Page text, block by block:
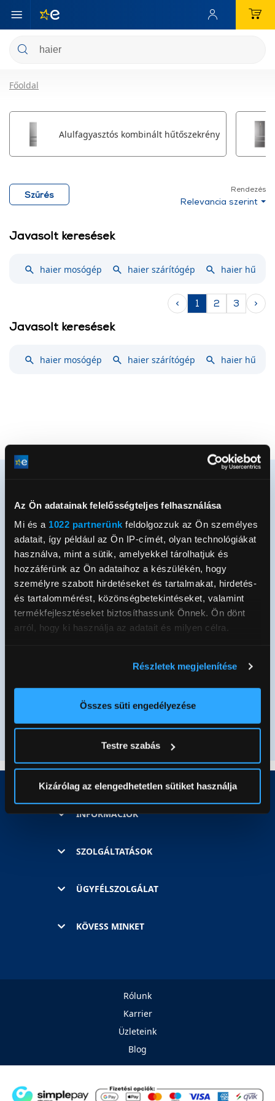
Az Ön adatainak felelősségteljes felhasználása
Mi és a 1022 partnerünk feldolgozzuk az Ön személyes
adatait, így például az Ön IP-címét, olyan technológiákat
használva, mint a sütik, amelyekkel tárolhatjuk és
hozzáférünk az Ön adataihoz a készülékén, hogy
személyre szabott hirdetéseket és tartalmakat, hirdetés-
és tartalommérést, közönségbetekintéseket, valamint
termékfejlesztéseket biztosíthassunk Önnek. Ön dönt
arról, hogy ki használja az adatait és milyen célra.
elhelyezkedéséről pár méteres pontossággal
Az Ön készülékén beazonosítása annak konkrét
módjairól és adja meg preferenciáit aRészletek
pontban. Bármikor módosíthatja vagy visszavonhatja a
Sütinyilatkozathoz való hozzájárulását.
szolgáltatásaink biztosításához szükségesek. Az oldal
További információk:
és
Részletek megjelenítése
Összes süti engedélyezése
Testre szabás
Kizárólag az elengedhetetlen sütiket használja
Főoldal
Alulfagyasztós kombinált hűtőszekrény
Szűrés
Rendezés
Relevancia szerint
Javasolt keresések
haier mosógép haier szárítógép haier
< 1 2 3 >
Javasolt keresések
haier mosógép haier szárítógép haier
Értesülj elsőként újdonságainkról és
akcióinkról
Megismertem és elfogadom azAdatvédelmi
Feliratkozom
INFORMÁCIÓK
SZOLGÁLTATÁSOK
ÜGYFÉLSZOLGÁLAT
KÖVESS MINKET
Rólunk
Karrier
Üzleteink
Blog